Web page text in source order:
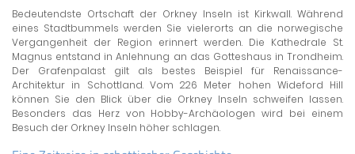
Bedeutendste Ortschaft der Orkney Inseln ist Kirkwall. Während
eines Stadtbummels werden Sie vielerorts an die norwegische
Vergangenheit der Region erinnert werden. Die Kathedrale St.
Magnus entstand in Anlehnung an das Gotteshaus in Trondheim.
Der Grafenpalast gilt als bestes Beispiel für Renaissance-
Architektur in Schottland. Vom 226 Meter hohen Wideford Hill
können Sie den Blick über die Orkney Inseln schweifen lassen.
Besonders das Herz von Hobby-Archäologen wird bei einem
Besuch der Orkney Inseln höher schlagen.